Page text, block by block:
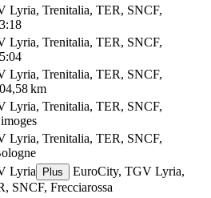
Lyria, Trenitalia, TER, SNCF,
Lyria, Trenitalia, TER, SNCF,
Lyria, Trenitalia, TER, SNCF,
km
Lyria, Trenitalia, TER, SNCF,
Lyria, Trenitalia, TER, SNCF,
Lyria Plus
EuroCity, TGV Lyria,
SNCF, Frecciarossa
© CARTO, ©OpenStreetMap